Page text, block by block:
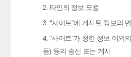
2. 타인의 정보 도용
3. “사이트”에 게시된 정보의
4. “사이트”가 정한 정보 이외
등) 등의 송신 또는 게시